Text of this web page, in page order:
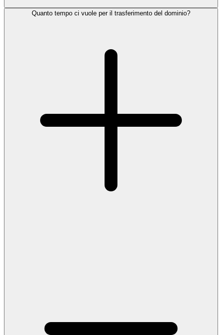
Quanto tempo ci vuole per il trasferimento del dominio?